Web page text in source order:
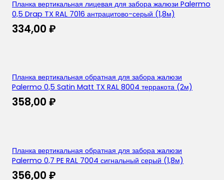
Планка вертикальная лицевая для забора жалюзи Palermo
0,5 Drap TX RAL 7016 антрацитово-серый (1,8м)
334,00 ₽
Планка вертикальная обратная для забора жалюзи
Palermo 0,5 Satin Matt TX RAL 8004 терракота (2м)
358,00 ₽
Планка вертикальная обратная для забора жалюзи
Palermo 0,7 PE RAL 7004 сигнальный серый (1,8м)
356,00 ₽